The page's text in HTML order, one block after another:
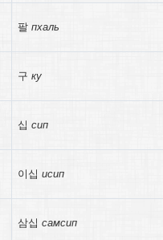
팔 пхаль
구 ку
십 сип
이십 исип
삼십 самсип